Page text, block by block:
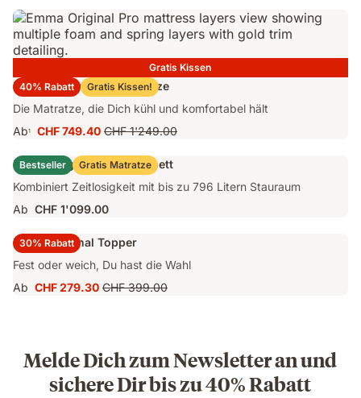
CHF 1'499.00
Gratis Kissen
40% Rabatt
Gratis Kissen!
Emma Original Pro Matratze
Die Matratze, die Dich kühl und komfortabel hält
Ab1
Preis
CHF 749.40
CHF 749.40 Ursprünglicher
Preis
CHF 1'249.00
CHF 1'249.00
Bestseller Gratis Matratze
Emma Original Stauraumbett
Kombiniert Zeitlosigkeit mit bis zu 796 Litern Stauraum
Ab CHF 1'099.00
30% Rabatt
Emma Original Topper
Fest oder weich, Du hast die Wahl
Ab Preis
CHF 279.30 Ursprünglicher
CHF 399.00
Melde Dich zum Newsletter an und
sichere Dir bis zu 40% Rabatt